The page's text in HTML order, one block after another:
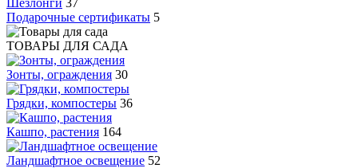
Шезлонги 37
Подарочные сертификаты 5
ТОВАРЫ ДЛЯ САДА
Зонты, ограждения 30
Грядки, компостеры 36
Кашпо, растения 164
Ландшафтное освещение 52